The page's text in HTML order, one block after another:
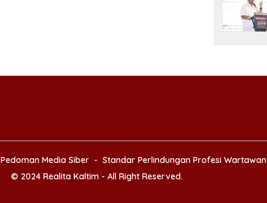
Pedoman Media Siber Standar Perlindungan Profesi Wartawan
© 2024 Realita Kaltim - All Right Reserved.